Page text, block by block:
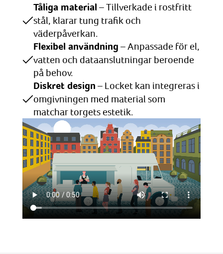
Tåliga material – Tillverkade i rostfritt
stål, klarar tung trafik och
väderpåverkan.
Flexibel användning – Anpassade för el,
vatten och dataanslutningar beroende
på behov.
Diskret design – Locket kan integreras i
omgivningen med material som
matchar torgets estetik.